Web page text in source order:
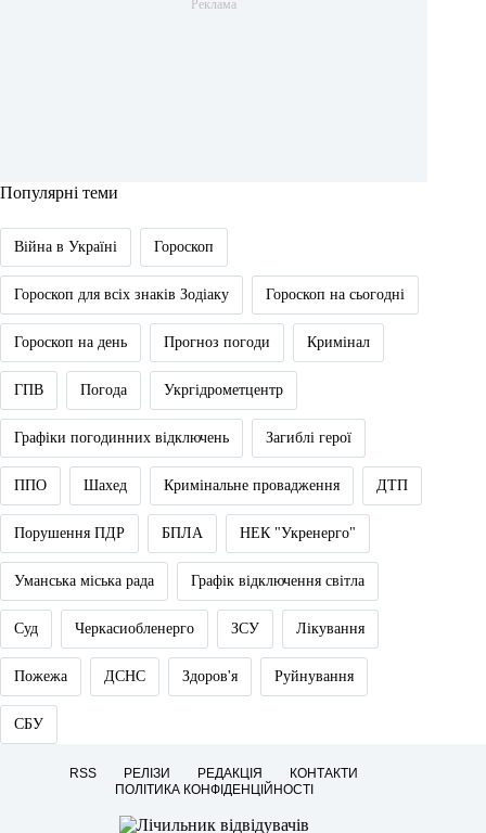
Популярні теми
Війна в Україні Гороскоп
Гороскоп для всіх знаків Зодіаку Гороскоп на сьогодні
Гороскоп на день Прогноз погоди Кримінал
ГПВ Погода Укргідрометцентр
Графіки погодинних відключень Загиблі герої
ППО Шахед Кримінальне провадження ДТП
Порушення ПДР БПЛА НЕК "Укренерго"
Уманська міська рада Графік відключення світла
Суд Черкасиобленерго ЗСУ Лікування
Пожежа ДСНС Здоров'я Руйнування
СБУ
RSS РЕЛІЗИ РЕДАКЦІЯ
КОНТАКТИ
ПОЛІТИКА КОНФІДЕНЦІЙНОСТІ